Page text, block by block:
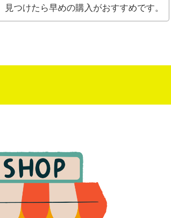
つけたら早めの購入がおすすめです。